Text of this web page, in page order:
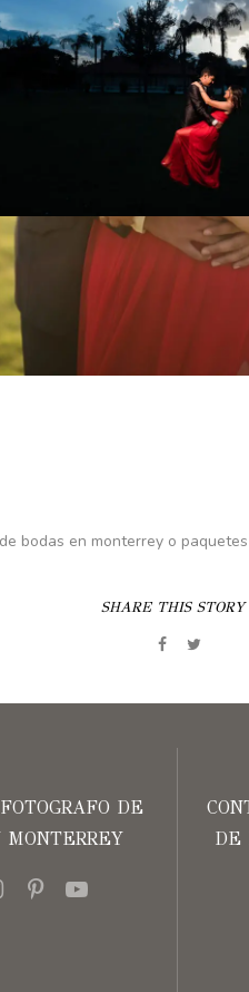
bodas en monterrey o
SHARE THIS STORY
DE
MONTERREY
DE